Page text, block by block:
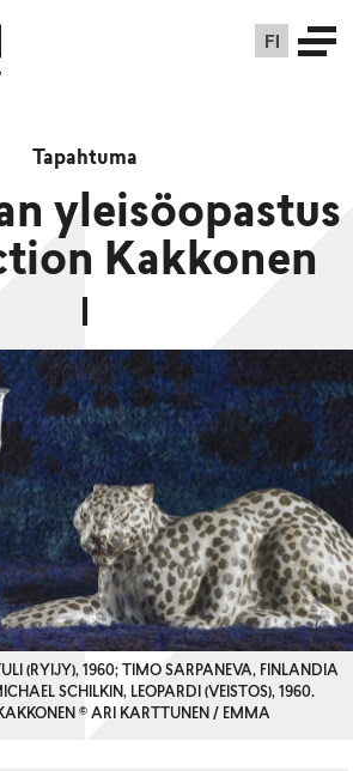
FI
Tapahtuma
yleisöopastus
Kakkonen
(RYIJY), 1960; TIMO SARPANEVA, FINLANDIA
SCHILKIN, LEOPARDI (VEISTOS), 1960.
© ARI KARTTUNEN / EMMA